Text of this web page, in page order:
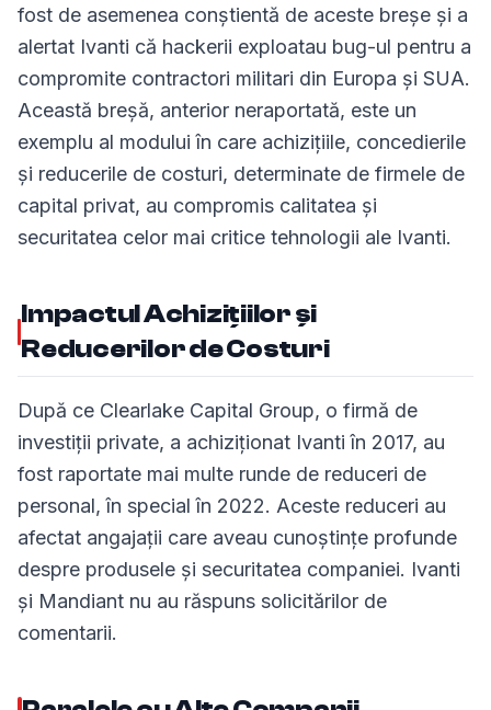
fost de asemenea conștientă de aceste breșe și a
alertat Ivanti că hackerii exploatau bug-ul pentru a
compromite contractori militari din Europa și SUA.
Această breșă, anterior neraportată, este un
exemplu al modului în care achizițiile, concedierile
și reducerile de costuri, determinate de firmele de
capital privat, au compromis calitatea și
securitatea celor mai critice tehnologii ale Ivanti.
Impactul Achizițiilor și
Reducerilor de Costuri
După ce Clearlake Capital Group, o firmă de
investiții private, a achiziționat Ivanti în 2017, au
fost raportate mai multe runde de reduceri de
personal, în special în 2022. Aceste reduceri au
afectat angajații care aveau cunoștințe profunde
despre produsele și securitatea companiei. Ivanti
și Mandiant nu au răspuns solicitărilor de
comentarii.